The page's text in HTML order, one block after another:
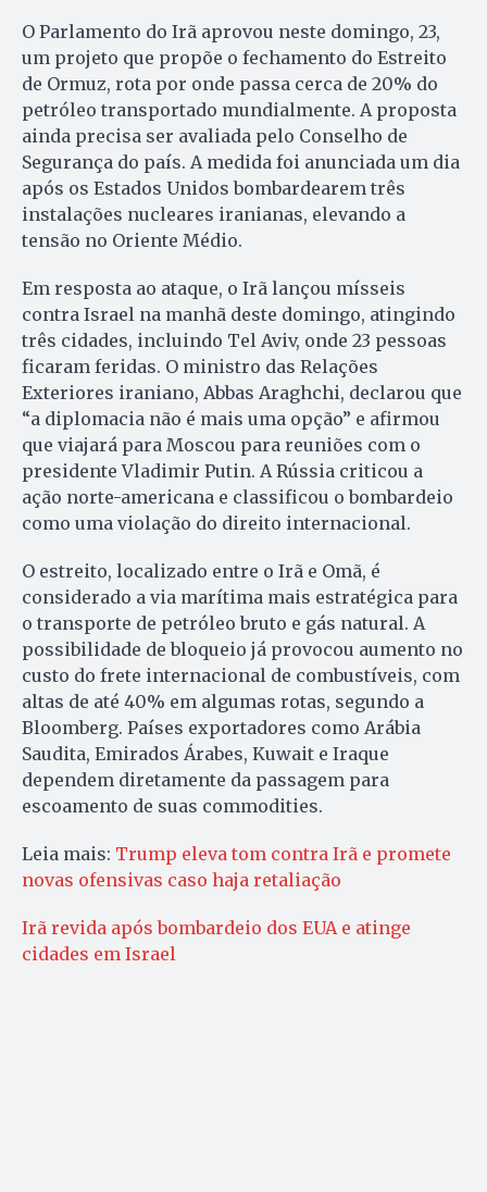
O Parlamento do Irã aprovou neste domingo, 23,
um projeto que propõe o fechamento do Estreito
de Ormuz, rota por onde passa cerca de 20% do
petróleo transportado mundialmente. A proposta
ainda precisa ser avaliada pelo Conselho de
Segurança do país. A medida foi anunciada um dia
após os Estados Unidos bombardearem três
instalações nucleares iranianas, elevando a
tensão no Oriente Médio.
Em resposta ao ataque, o Irã lançou mísseis
contra Israel na manhã deste domingo, atingindo
três cidades, incluindo Tel Aviv, onde 23 pessoas
ficaram feridas. O ministro das Relações
Exteriores iraniano, Abbas Araghchi, declarou que
“a diplomacia não é mais uma opção” e afirmou
que viajará para Moscou para reuniões com o
presidente Vladimir Putin. A Rússia criticou a
ação norte-americana e classificou o bombardeio
como uma violação do direito internacional.
O estreito, localizado entre o Irã e Omã, é
considerado a via marítima mais estratégica para
o transporte de petróleo bruto e gás natural. A
possibilidade de bloqueio já provocou aumento no
custo do frete internacional de combustíveis, com
altas de até 40% em algumas rotas, segundo a
Bloomberg. Países exportadores como Arábia
Saudita, Emirados Árabes, Kuwait e Iraque
dependem diretamente da passagem para
escoamento de suas commodities.
Leia mais: Trump eleva tom contra Irã e promete
novas ofensivas caso haja retaliação
Irã revida após bombardeio dos EUA e atinge
cidades em Israel